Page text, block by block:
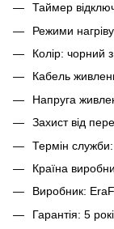
Таймер
Режими
Колір: чорний
Кабель
Напруга
Захист від
Термін служби:
Країна
Виробник:
Гарантія: 5